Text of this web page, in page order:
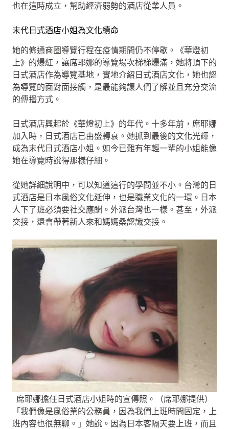
也在這時成立，幫助經濟弱勢的酒店從業人員。
末代日式酒店小姐為文化續命
她的條通商圈導覽行程在疫情期間仍不停歇。《華燈初
上》的爆紅，讓席耶娜的導覽場次梯梯爆滿，她將頂下的
日式酒店作為導覽基地，實地介紹日式酒店文化，她也認
為導覽的面對面接觸，是最能夠讓人們了解並且充分交流
的傳播方式。
日式酒店興起於《華燈初上》的年代。十多年前，席耶娜
加入時，日式酒店已由盛轉衰。她抓到最後的文化光輝，
成為末代日式酒店小姐。如今已難有年輕一輩的小姐能像
她在導覽時說得那樣仔細。
從她詳細說明中，可以知道這行的學問並不小。台灣的日
式酒店是日本風俗文化延伸，也是職業文化的一環。日本
人下了班必須要社交應酬。外派台灣也一樣。甚至，外派
交接，還會帶著新人來和媽媽桑認識交接。
席耶娜擔任日式酒店小姐時的宣傳照。（席耶娜提供）
「我們像是風俗業的公務員，因為我們上班時間固定，上
班內容也很無聊。」她說。因為日本客隔天要上班，而且